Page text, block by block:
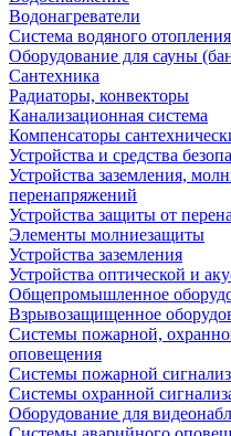
Водонагреватели
Система водяного отопления
Оборудование для сауны
Сантехника
Радиаторы, конвекторы
Канализационная система
Компенсаторы
Устройства и средства
Устройства заземления,
перенапряжений
Устройства защиты от
Элементы молниезащиты
Устройства заземления
Устройства оптической и
Общепромышленное
Взрывозащищенное
Системы пожарной,
оповещения
Системы пожарной
Системы охранной
Оборудование для